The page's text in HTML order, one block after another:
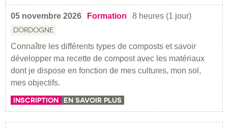
05 novembre 2026 Formation 8 heures (1 jour)
DORDOGNE
Connaître les différents types de composts et savoir
développer ma recette de compost avec les matériaux
dont je dispose en fonction de mes cultures, mon sol,
mes objectifs.
INSCRIPTION EN SAVOIR PLUS